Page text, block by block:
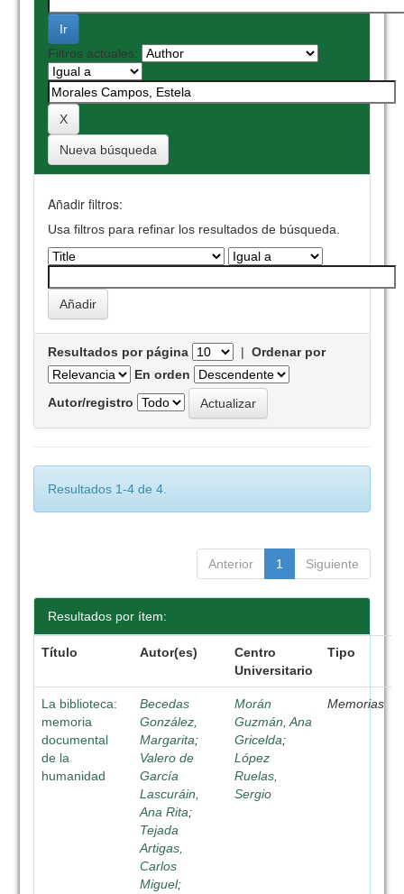
Filtros actuales:
Nueva búsqueda
Añadir filtros:
Usa filtros para refinar los resultados de búsqueda.
Resultados por página |Ordenar por
En orden
Autor/registro
Resultados 1-4 de 4.
Anterior 1 Siguiente
Resultados por ítem:
Título Autor(es)
Centro
Universitario
Tipo
La biblioteca:
memoria
documental
de la
humanidad
Becedas
González,
Margarita;
Valero de
García
Lascuráin,
Ana Rita;
Tejada
Artigas,
Carlos
Miguel;
Morán
Guzmán, Ana
Gricelda;
López
Ruelas,
Sergio
Memorias